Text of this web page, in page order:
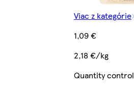
Viac z kategórie
1,09 €
2,18 €/kg
Quantity